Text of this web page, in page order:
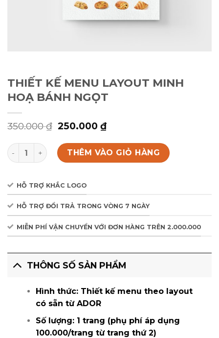
THIẾT KẾ MENU LAYOUT MINH
HOẠ BÁNH NGỌT
350.000₫ Giá
là:
350.000 ₫.
250.000 ₫Giá
hiện
tại
là:
250.000 ₫.
THIẾT KẾ MENU LAYOUT MINH HOẠ BÁNH NGỌT số
THÊM VÀO GIỎ HÀNG
HỖ TRỢ KHẮC LOGO
HỖ TRỢ ĐỔI TRẢ TRONG VÒNG 7 NGÀY
MIỄN PHÍ VẬN CHUYỂN VỚI ĐƠN HÀNG TRÊN 2.000.000
THÔNG SỐ SẢN PHẨM
Hình thức:Thiết kế menu theo layout
có sẵn từ ADOR
Số lượng:1 trang (phụ phí áp dụng
100.000/trang từ trang thứ 2)